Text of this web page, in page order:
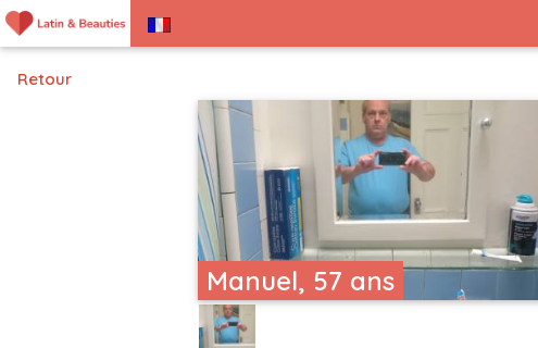
Retour
Manuel, 57 ans